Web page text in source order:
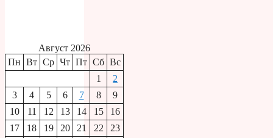
Август 2026
Пн Вт Ср Чт Пт Сб Вс
1
2
3
4 5 6 7 8
9
10
11 12 13 14 15
16
17
18 19 20 21 22
23